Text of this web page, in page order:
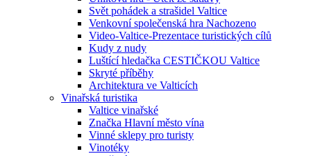
Svět pohádek a strašidel Valtice
Venkovní společenská hra Nachozeno
Video-Valtice-Prezentace turistických cílů
Kudy z nudy
Luštící hledačka CESTIČKOU Valtice
Skryté příběhy
Architektura ve Valticích
Vinařská turistika
Valtice vinařské
Značka Hlavní město vína
Vinné sklepy pro turisty
Vinotéky